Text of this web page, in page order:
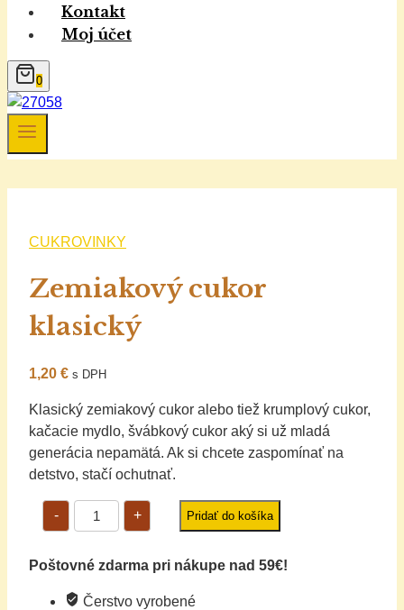
Kontakt
Moj účet
0
CUKROVINKY
Zemiakový cukor
klasický
1,20 € s DPH
Klasický zemiakový cukor alebo tiež krumplový cukor,
kačacie mydlo, švábkový cukor aký si už mladá
generácia nepamätá. Ak si chcete zaspomínať na
detstvo, stačí ochutnať.
-
množstvo
Zemiakový
cukor
+ Pridať do košíka
Poštovné zdarma pri nákupe nad 59€!
Čerstvo vyrobené